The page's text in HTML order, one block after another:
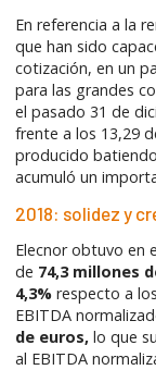
En referencia a la
que han sido
cotización, en un
para las grandes
el pasado 31 de
frente a los 13,29
producido
acumuló un
2018: solidez y
Elecnor obtuvo en
de 74,3 millones
4,3%respecto a los
EBITDA
de euros,lo que
al EBITDA